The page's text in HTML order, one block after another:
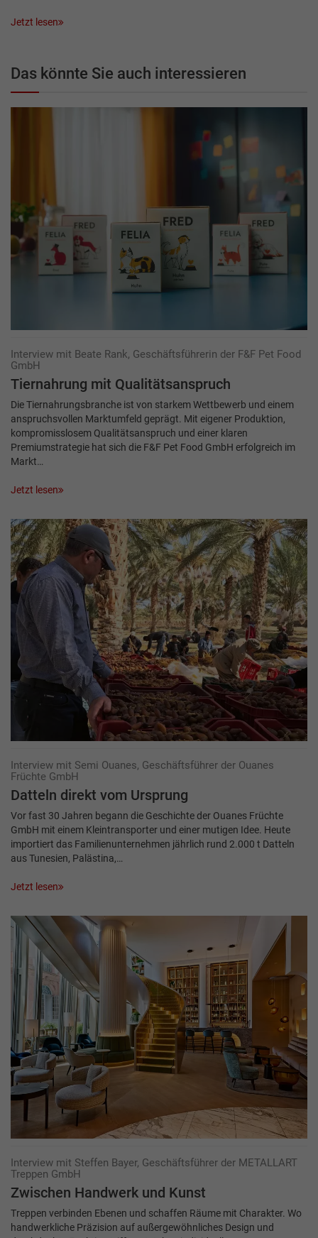
Jetzt lesen
Das könnte Sie auch interessieren
Interview mit Beate Rank, Geschäftsführerin der F&F Pet Food
GmbH
Tiernahrung mit Qualitätsanspruch
Die Tiernahrungsbranche ist von starkem Wettbewerb und einem
anspruchsvollen Markt­umfeld geprägt. Mit eigener Produktion,
kompromisslosem Qualitätsanspruch und einer klaren
Premiumstrategie hat sich die F&F Pet Food GmbH erfolgreich im
Markt…
Jetzt lesen
Interview mit Semi Ouanes, Geschäftsführer der Ouanes
Früchte GmbH
Datteln direkt vom Ursprung
Vor fast 30 Jahren begann die Geschichte der Ouanes Früchte
GmbH mit einem Kleintransporter und einer mutigen Idee. Heute
importiert das Familienunternehmen jährlich rund 2.000 t Datteln
aus Tunesien, Palästina,…
Jetzt lesen
Interview mit Steffen Bayer, Geschäftsführer der METALLART
Treppen GmbH
Zwischen Hand­werk und Kunst
Treppen verbinden Ebenen und schaffen Räume mit Charakter. Wo
handwerkliche Präzision auf außergewöhnliches Design und